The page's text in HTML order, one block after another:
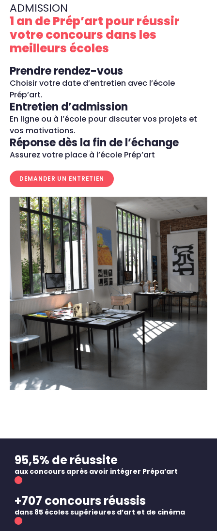
ADMISSION
1 an de Prép’art pour réussir
votre concours dans les
meilleurs écoles
Prendre rendez-vous
Choisir votre date d’entretien avec l’école
Prép’art.
Entretien d’admission
En ligne ou à l’école pour discuter vos projets et
vos motivations.
Réponse dès la fin de l’échange
Assurez votre place à l’école Prép’art
DEMANDER UN ENTRETIEN
95,5% de réussite
aux concours après avoir intégrer Prépa’art
+707 concours réussis
dans 85 écoles supérieures d’art et de cinéma